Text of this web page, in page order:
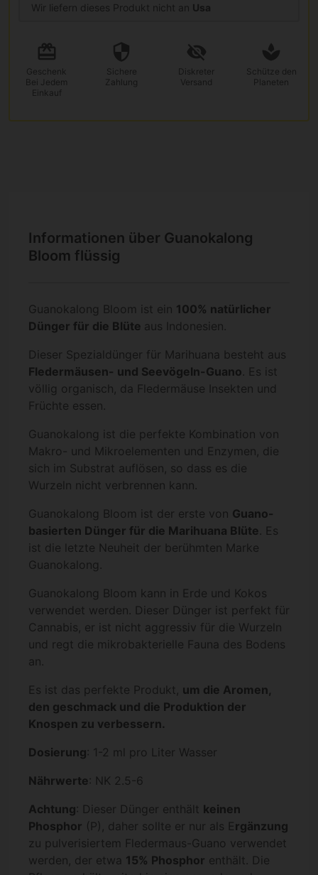
Wir liefern dieses Produkt nicht an Usa
Geschenk
Bei Jedem
Einkauf
Sichere
Zahlung
Diskreter
Versand
Schütze den
Planeten
Informationen über Guanokalong
Bloom flüssig
Guanokalong Bloom ist ein 100% natürlicher
Dünger für die Blüte aus Indonesien.
Dieser Spezialdünger für Marihuana besteht aus
Fledermäusen- und Seevögeln-Guano. Es ist
völlig organisch, da Fledermäuse Insekten und
Früchte essen.
Guanokalong ist die perfekte Kombination von
Makro- und Mikroelementen und Enzymen, die
sich im Substrat auflösen, so dass es die
Wurzeln nicht verbrennen kann.
Guanokalong Bloom ist der erste von Guano-
basierten Dünger für die Marihuana Blüte. Es
ist die letzte Neuheit der berühmten Marke
Guanokalong.
Guanokalong Bloom kann in Erde und Kokos
verwendet werden. Dieser Dünger ist perfekt für
Cannabis, er ist nicht aggressiv für die Wurzeln
und regt die mikrobakterielle Fauna des Bodens
an.
Es ist das perfekte Produkt, um die Aromen,
den geschmack und die Produktion der
Knospen zu verbessern.
Dosierung: 1-2 ml pro Liter Wasser
Nährwerte: NK 2.5-6
Achtung: Dieser Dünger enthält keinen
Phosphor (P), daher sollte er nur als Ergänzung
zu pulverisiertem Fledermaus-Guano verwendet
werden, der etwa 15% Phosphor enthält. Die